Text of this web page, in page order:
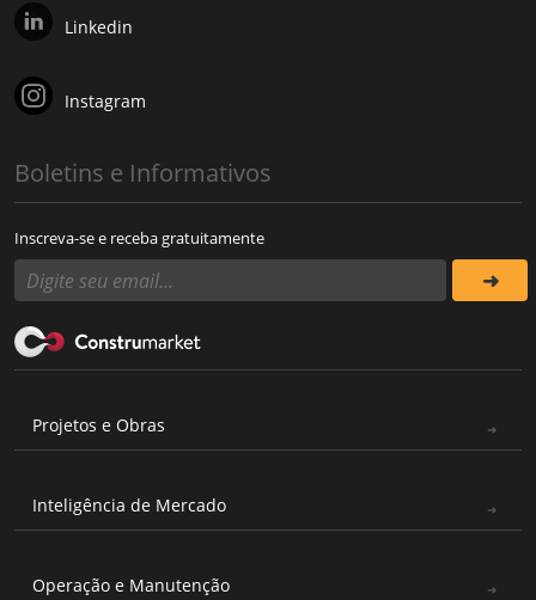
Linkedin
Instagram
Boletins e Informativos
Inscreva-se e receba gratuitamente
Projetos e Obras
Inteligência de Mercado
Operação e Manutenção